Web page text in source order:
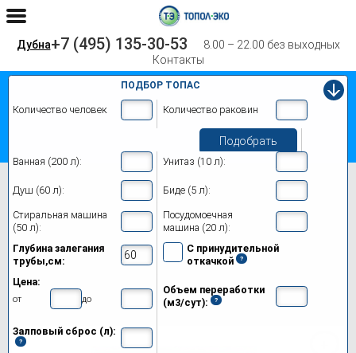
Дубна+7 (495) 135-30-53
8.00 – 22.00 без выходных
Контакты
ПОДБОР ТОПАС
Количество человек Количество раковин
Подобрать
Ванная (200 л): Унитаз (10 л):
Душ (60 л): Биде (5 л):
Стиральная машина
(50 л):
Посудомоечная
машина (20 л):
Глубина залегания
трубы,см:
С принудительной
откачкой
Цена:
от до
Объем переработки
(м3/сут):
Залповый сброс (л):
Септик Топас 30 Лонг в Дубне
Модификации
Цены на монтаж
Обслуживание